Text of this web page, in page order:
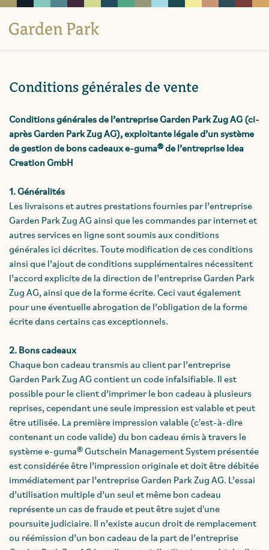
Conditions générales de vente
Conditions générales de l’entreprise Garden Park Zug AG (ci-
après Garden Park Zug AG), exploitante légale d’un système
de gestion de bons cadeaux e-guma® de l’entreprise Idea
Creation GmbH
1. Généralités
Les livraisons et autres prestations fournies par l’entreprise
Garden Park Zug AG ainsi que les commandes par internet et
autres services en ligne sont soumis aux conditions
générales ici décrites. Toute modification de ces conditions
ainsi que l’ajout de conditions supplémentaires nécessitent
l’accord explicite de la direction de l’entreprise Garden Park
Zug AG, ainsi que de la forme écrite. Ceci vaut également
pour une éventuelle abrogation de l’obligation de la forme
écrite dans certains cas exceptionnels.
2. Bons cadeaux
Chaque bon cadeau transmis au client par l’entreprise
Garden Park Zug AG contient un code infalsifiable. Il est
possible pour le client d’imprimer le bon cadeau à plusieurs
reprises, cependant une seule impression est valable et peut
être utilisée. La première impression valable (c'est-à-dire
contenant un code valide) du bon cadeau émis à travers le
système e-guma® Gutschein Management System présentée
est considérée être l’impression originale et doit être débitée
immédiatement par l’entreprise Garden Park Zug AG. L’essai
d’utilisation multiple d’un seul et même bon cadeau
représente un cas de fraude et peut être sujet d'une
poursuite judiciaire. Il n’existe aucun droit de remplacement
ou réémission d’un bon cadeau de la part de l’entreprise